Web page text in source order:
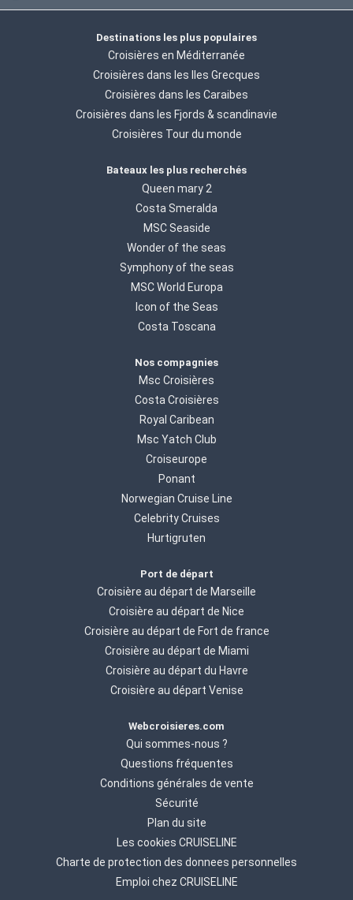
Destinations les plus populaires
Croisières en Méditerranée
Croisières dans les Iles Grecques
Croisières dans les Caraibes
Croisières dans les Fjords & scandinavie
Croisières Tour du monde
Bateaux les plus recherchés
Queen mary 2
Costa Smeralda
MSC Seaside
Wonder of the seas
Symphony of the seas
MSC World Europa
Icon of the Seas
Costa Toscana
Nos compagnies
Msc Croisières
Costa Croisières
Royal Caribean
Msc Yatch Club
Croiseurope
Ponant
Norwegian Cruise Line
Celebrity Cruises
Hurtigruten
Port de départ
Croisière au départ de Marseille
Croisière au départ de Nice
Croisière au départ de Fort de france
Croisière au départ de Miami
Croisière au départ du Havre
Croisière au départ Venise
Webcroisieres.com
Qui sommes-nous ?
Questions fréquentes
Conditions générales de vente
Sécurité
Plan du site
Les cookies CRUISELINE
Charte de protection des donnees personnelles
Emploi chez CRUISELINE